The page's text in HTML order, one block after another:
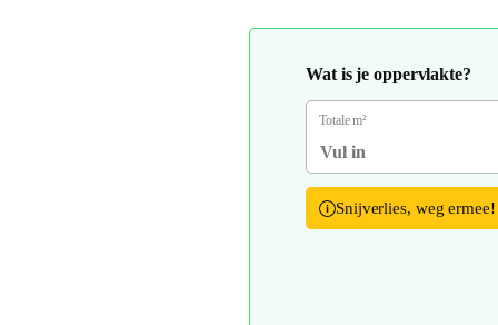
Wat is je oppervlakte?
Totale m²
Snijverlies, weg